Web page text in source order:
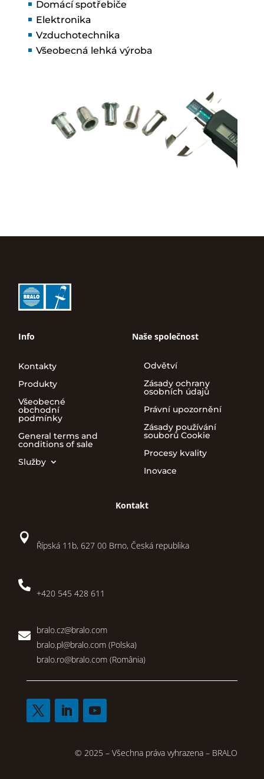
Domácí spotřebiče
Elektronika
Vzduchotechnika
Všeobecná lehká výroba
Info
Kontakty
Produkty
Všeobecné
obchodní
podmínky
General terms and
conditions of sale
Služby
Naše společnost
Odvětví
Zásady ochrany
osobních údajů
Právní upozornění
Zásady používání
souborů Cookie
Procesy kvality
Inovace
Kontakt

Řípská 11b, 627 00 Brno, Česká republika

+420 545 428 611
 bralo.cz@bralo.com
bralo.pl@bralo.com (Polska)
bralo.ro@bralo.com (România)
© 2025 – Všechna práva vyhrazena – BRALO